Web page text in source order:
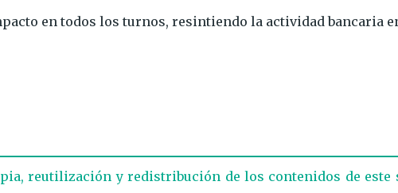
en todos los turnos, resintiendo la actividad bancaria
reutilización y redistribución de los contenidos de este